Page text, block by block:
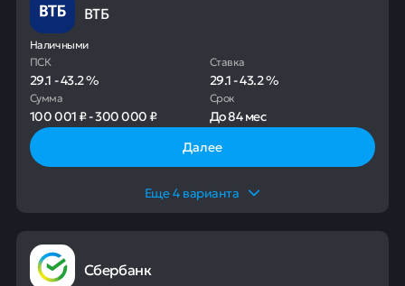
ВТБ
Наличными
ПСК
29.1-43.2%
Ставка
29.1-43.2%
Сумма
100 001 ₽-300 000 ₽
Срок
До84 мес
Далее
Еще4 варианта
Сбербанк